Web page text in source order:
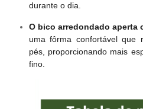
durante o dia.
O bico arredondado aperta
uma fôrma confortável que
pés, proporcionando mais
fino.